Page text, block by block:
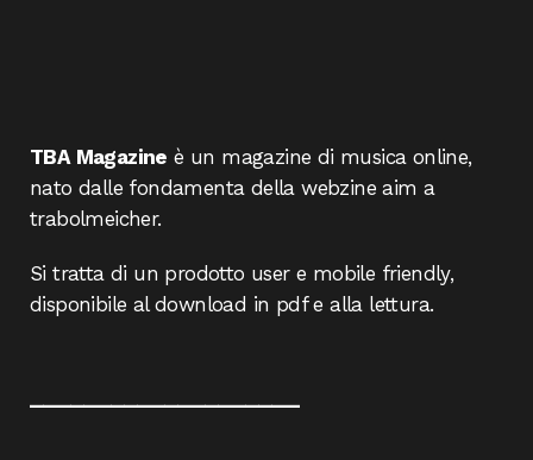
TBA Magazine è un magazine di musica online,
nato dalle fondamenta della webzine aim a
trabolmeicher.
Si tratta di un prodotto user e mobile friendly,
disponibile al download in pdf e alla lettura.